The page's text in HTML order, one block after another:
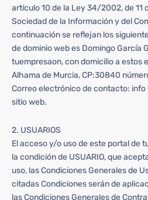
artículo 10 de la Ley 34/2002, de 11
Sociedad de la Información y del
continuación se reflejan los
de dominio web es Domingo García
tuempresaon, con domicilio a estos
Alhama de Murcia, CP:30840
Correo electrónico de contacto: info
sitio web.
2. USUARIOS
El acceso y/o uso de este portal de
la condición de USUARIO, que
uso, las Condiciones Generales de
citadas Condiciones serán de
las Condiciones Generales de